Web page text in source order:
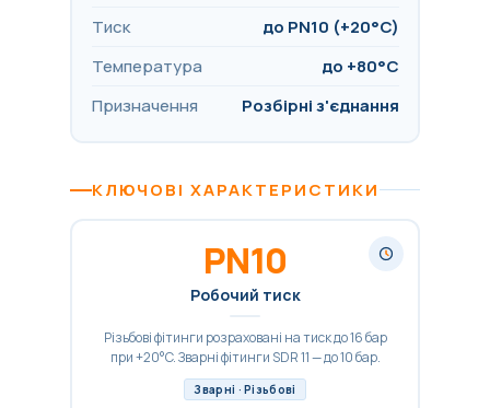
Тиск
до PN10 (+20°C)
Температура
до +80°C
Призначення
Розбірні з'єднання
КЛЮЧОВІ ХАРАКТЕРИСТИКИ
PN10
Робочий тиск
Різьбові фітинги розраховані на тиск до 16 бар
при +20°C. Зварні фітинги SDR 11 — до 10 бар.
Зварні · Різьбові